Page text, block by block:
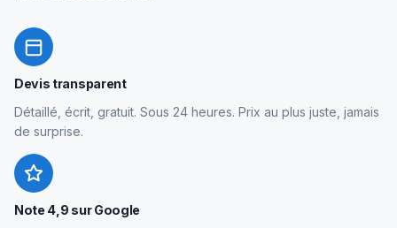
Devis transparent
Détaillé, écrit, gratuit. Sous 24 heures. Prix au plus juste, jamais
de surprise.
Note 4,9 sur Google